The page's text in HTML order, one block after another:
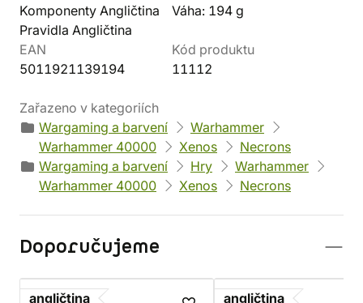
Komponenty Angličtina
Pravidla Angličtina
Váha: 194 g
EAN
5011921139194
Kód produktu
11112
Zařazeno v kategoriích
Wargaming a barvení
Warhammer
Warhammer 40000
Xenos
Necrons
Wargaming a barvení
Hry
Warhammer
Warhammer 40000
Xenos Necrons
Doporučujeme
angličtina angličtina